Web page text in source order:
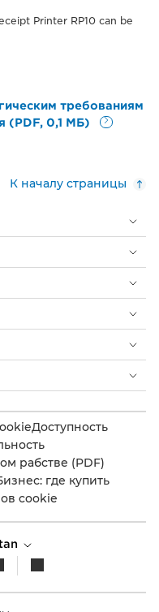
Printer RP10 can be
требованиям
(PDF, 0,1 МБ)
К началу страницы
Доступность
рабстве (PDF)
где купить
cookie